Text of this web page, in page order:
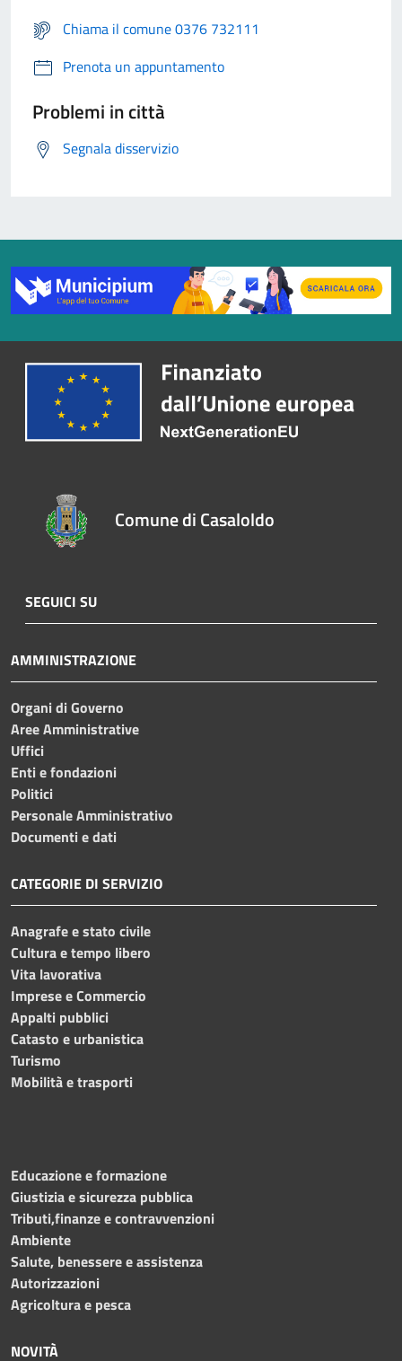
Chiama il comune 0376 732111
Prenota un appuntamento
Problemi in città
Segnala disservizio
Comune di Casaloldo
SEGUICI SU
AMMINISTRAZIONE
Organi di Governo
Aree Amministrative
Uffici
Enti e fondazioni
Politici
Personale Amministrativo
Documenti e dati
CATEGORIE DI SERVIZIO
Anagrafe e stato civile
Cultura e tempo libero
Vita lavorativa
Imprese e Commercio
Appalti pubblici
Catasto e urbanistica
Turismo
Mobilità e trasporti
Educazione e formazione
Giustizia e sicurezza pubblica
Tributi,finanze e contravvenzioni
Ambiente
Salute, benessere e assistenza
Autorizzazioni
Agricoltura e pesca
NOVITÀ